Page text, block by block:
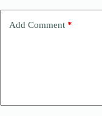
Add Comment *